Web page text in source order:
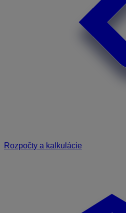
Rozpočty a kalkulácie